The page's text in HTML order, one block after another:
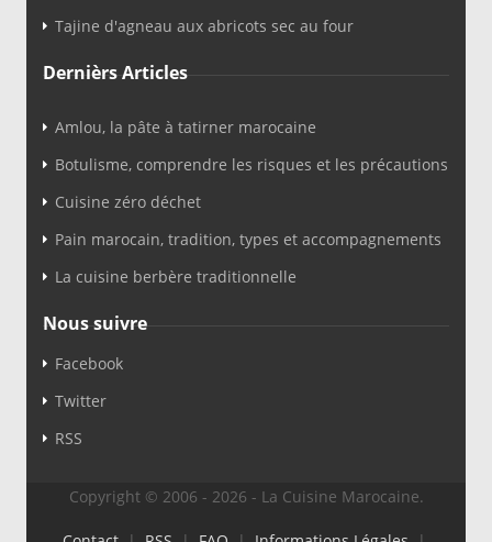
Tajine d'agneau aux abricots sec au four
Dernièrs Articles
Amlou, la pâte à tatirner marocaine
Botulisme, comprendre les risques et les précautions
Cuisine zéro déchet
Pain marocain, tradition, types et accompagnements
La cuisine berbère traditionnelle
Nous suivre
Facebook
Twitter
RSS
Copyright © 2006 - 2026 - La Cuisine Marocaine.